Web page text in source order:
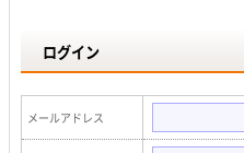
ログイン
メールアドレス